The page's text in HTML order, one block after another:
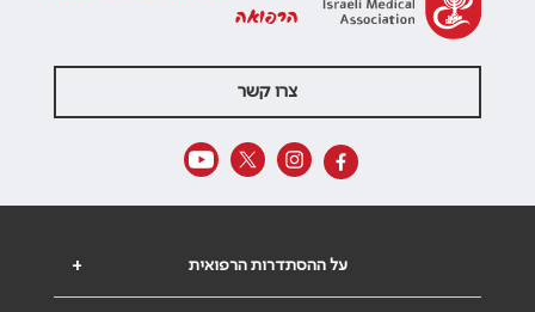
הרפואה
צרו קשר
+ על ההסתדרות הרפואית